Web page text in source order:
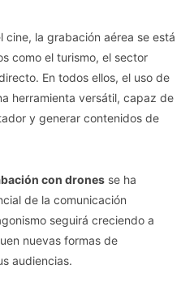
la grabación aérea se está
como el turismo, el sector
En todos ellos, el uso de
herramienta versátil, capaz de
y generar contenidos de
con drones se ha
de la comunicación
seguirá creciendo a
nuevas formas de
audiencias.